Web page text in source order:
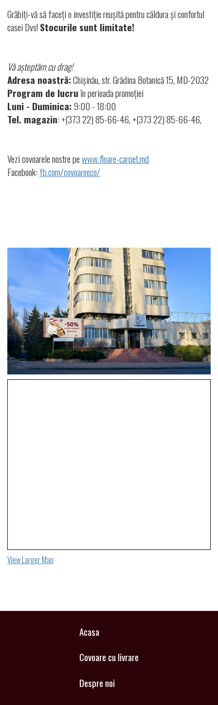
Grăbiți-vă să faceți o investiție reușită pentru căldura și confortul
casei Dvs! Stocurile sunt limitate!
Vă așteptăm cu drag!
Adresa noastră:Chișinău, str. Grădina Botanică 15, MD-2032
Program de lucruîn perioada promoției
Luni - Duminica: 9:00 - 18:00
Tel. magazin: +(373 22) 85-66-46, +(373 22) 85-66-46,
Vezi covoarele nostre pewww.floare-carpet.md
Facebook: fb.com/covoareeco/
View Larger Map
Acasa
Covoare cu livrare
Despre noi